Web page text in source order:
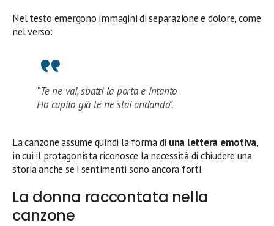
Nel testo emergono immagini di separazione e dolore, come
nel verso:
“Te ne vai, sbatti la porta e intanto
Ho capito già te ne stai andando”.
La canzone assume quindi la forma di una lettera emotiva,
in cui il protagonista riconosce la necessità di chiudere una
storia anche se i sentimenti sono ancora forti.
La donna raccontata nella
canzone